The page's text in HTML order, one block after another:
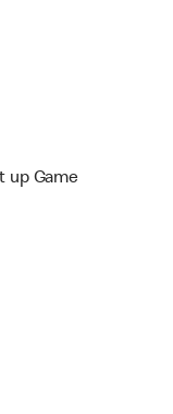
up Game